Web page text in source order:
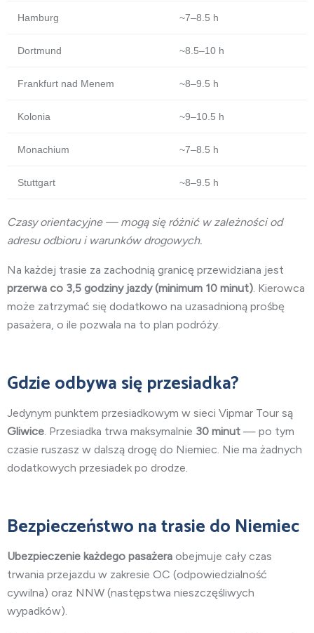
Hamburg ~7–8.5 h
Dortmund ~8.5–10 h
Frankfurt nad Menem ~8–9.5 h
Kolonia ~9–10.5 h
Monachium ~7–8.5 h
Stuttgart ~8–9.5 h
Czasy orientacyjne — mogą się różnić w zależności od
adresu odbioru i warunków drogowych.
Na każdej trasie za zachodnią granicę przewidziana jest
przerwa co 3,5 godziny jazdy (minimum 10 minut). Kierowca
może zatrzymać się dodatkowo na uzasadnioną prośbę
pasażera, o ile pozwala na to plan podróży.
Gdzie odbywa się przesiadka?
Jedynym punktem przesiadkowym w sieci Vipmar Tour są
Gliwice. Przesiadka trwa maksymalnie 30 minut — po tym
czasie ruszasz w dalszą drogę do Niemiec. Nie ma żadnych
dodatkowych przesiadek po drodze.
Bezpieczeństwo na trasie do Niemiec
Ubezpieczenie każdego pasażera obejmuje cały czas
trwania przejazdu w zakresie OC (odpowiedzialność
cywilna) oraz NNW (następstwa nieszczęśliwych
wypadków).